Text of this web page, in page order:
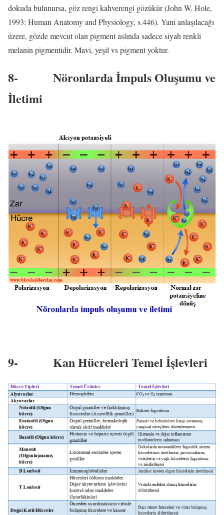
dokuda bulunursa, göz rengi kahverengi gözükür (John W. Hole,
1993: Human Anatomy and Physiology, s.446). Yani anlaşılacağı
üzere, gözde mevcut olan pigment aslında sadece siyah renkli
melanin pigmentidir. Mavi, yeşil vs pigment yoktur.
8-
Nöronlarda İmpuls Oluşumu ve
İletimi
9- Kan Hücreleri Temel İşlevleri